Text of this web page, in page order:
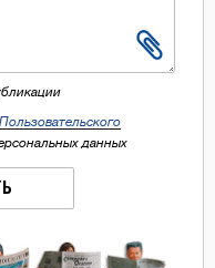
Пользовательского
данных